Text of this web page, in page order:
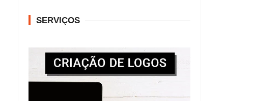
SERVIÇOS